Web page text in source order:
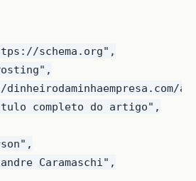
schema.org",
dinheirodaminhaempresa.com/
completo do artigo",
Caramaschi",